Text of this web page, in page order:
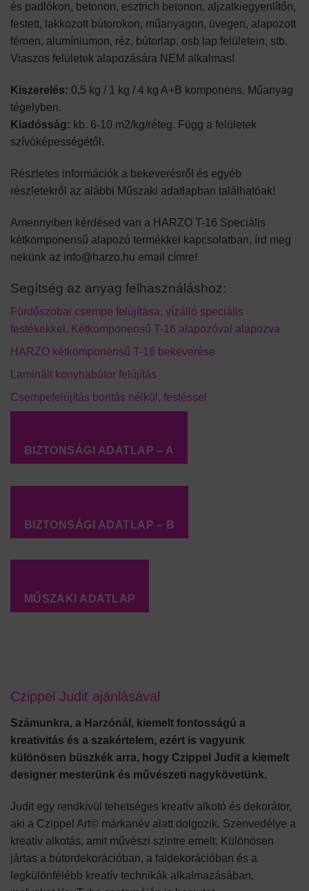
és padlókon, betonon, esztrich betonon, aljzatkiegyenlítőn,
festett, lakkozott bútorokon, műanyagon, üvegen, alapozott
fémen, alumíniumon, réz, bútorlap, osb lap felületein, stb.
Viaszos felületek alapozására NEM alkalmas!
Kiszerelés: 0,5 kg / 1 kg / 4 kg A+B komponens. Műanyag
tégelyben.
Kiadósság: kb. 6-10 m2/kg/réteg. Függ a felületek
szívóképességétől.
Részletes információk a bekeverésről és egyéb
részletekről az alábbi Műszaki adatlapban találhatóak!
Amennyiben kérdésed van a HARZO T-16 Speciális
kétkomponensű alapozó termékkel kapcsolatban, írd meg
nekünk az info@harzo.hu email címre!
Segítség az anyag felhasználáshoz:
Fürdőszobai csempe felújítása, vízálló speciális
festékekkel. Kétkomponensű T-16 alapozóval alapozva
HARZO kétkomponensű T-16 bekeverése
Laminált konyhabútor felújítás
Csempefelújítás bontás nélkül, festéssel
BIZTONSÁGI ADATLAP – A
BIZTONSÁGI ADATLAP – B
MŰSZAKI ADATLAP
Czippel Judit ajánlásával
Számunkra, a Harzónál, kiemelt fontosságú a
kreativitás és a szakértelem, ezért is vagyunk
különösen büszkék arra, hogy Czippel Judit a kiemelt
designer mesterünk és művészeti nagykövetünk.
Judit egy rendkívül tehetséges kreatív alkotó és dekorátor,
aki a Czippel Art© márkanév alatt dolgozik. Szenvedélye a
kreatív alkotás, amit művészi szintre emelt. Különösen
jártas a bútordekorációban, a faldekorációban és a
legkülönfélébb kreatív technikák alkalmazásában,